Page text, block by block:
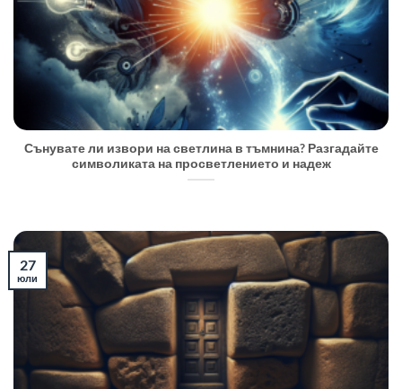
Сънувате ли извори на светлина в тъмнина? Разгадайте
символиката на просветлението и надеж
27
юли